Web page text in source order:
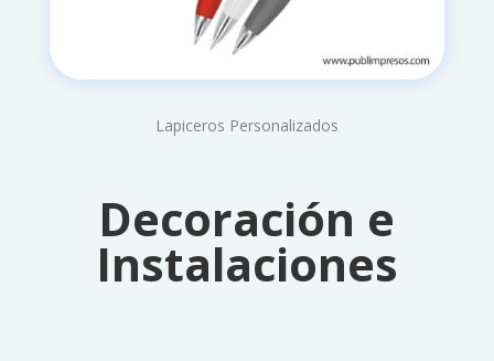
Lapiceros Personalizados
Decoración e
Instalaciones